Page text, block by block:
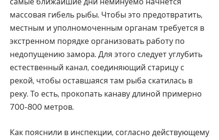
самые ближайшие дни неминуемо начнется
массовая гибель рыбы. Чтобы это предотвратить,
местным и уполномоченным органам требуется в
экстренном порядке организовать работу по
недопущению замора. Для этого следует углубить
естественный канал, соединяющий старицу с
рекой, чтобы оставшаяся там рыба скатилась в
реку. То есть, прокопать канаву длиной примерно
700-800 метров.
Как пояснили в инспекции, согласно действующему